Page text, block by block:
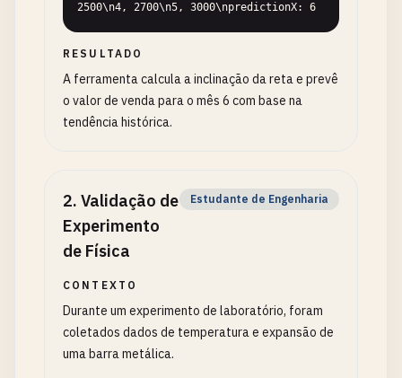
2500\n4, 2700\n5, 3000\npredictionX: 6
RESULTADO
A ferramenta calcula a inclinação da reta e prevê
o valor de venda para o mês 6 com base na
tendência histórica.
2. Validação de
Experimento
de Física
Estudante de Engenharia
CONTEXTO
Durante um experimento de laboratório, foram
coletados dados de temperatura e expansão de
uma barra metálica.